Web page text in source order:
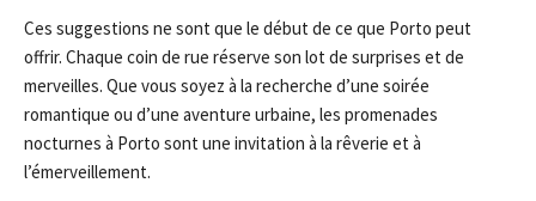
Ces suggestions ne sont que le début de ce que Porto peut
offrir. Chaque coin de rue réserve son lot de surprises et de
merveilles. Que vous soyez à la recherche d’une soirée
romantique ou d’une aventure urbaine, les promenades
nocturnes à Porto sont une invitation à la rêverie et à
l’émerveillement.